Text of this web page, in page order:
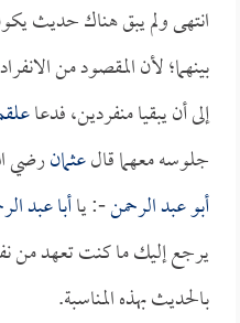
انتهى ولم يبق هناك حديث
بينهما؛ لأن المقصود من
إلى أن يبقيا منفردين، فدعا
جلوسه معهما قالعثمانرضي
أبو عبد الرحمن-: ياأبا عبد
يرجع إليك ما كنت تعهد
بالحديث بهذه المناسبة.